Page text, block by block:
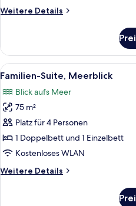
Weitere Details
Weitere
Zimmer,
Meerblick
Alle
Fotos
für
Familien-
Suite,
Meerblick
anzeigen
5
Familien-Suite, Meerblick
Blick aufs Meer
75 m²
Platz für 4 Personen
1 Doppelbett und 1 Einzelbett
Kostenloses WLAN
Weitere Details
Weitere